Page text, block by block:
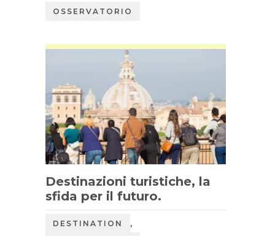
OSSERVATORIO
Destinazioni turistiche, la
sfida per il futuro.
DESTINATION ,